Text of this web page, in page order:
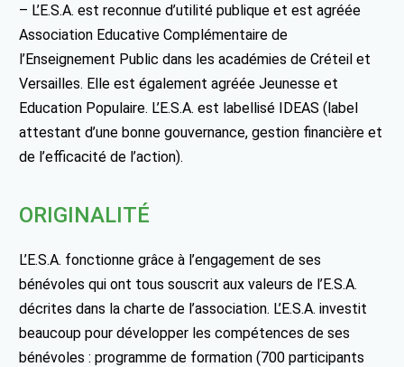
– L’E.S.A. est reconnue d’utilité publique et est agréée
Association Educative Complémentaire de
l’Enseignement Public dans les académies de Créteil et
Versailles. Elle est également agréée Jeunesse et
Education Populaire. L’E.S.A. est labellisé IDEAS (label
attestant d’une bonne gouvernance, gestion financière et
de l’efficacité de l’action).
ORIGINALITÉ
L’E.S.A. fonctionne grâce à l’engagement de ses
bénévoles qui ont tous souscrit aux valeurs de l’E.S.A.
décrites dans la charte de l’association. L’E.S.A. investit
beaucoup pour développer les compétences de ses
bénévoles : programme de formation (700 participants